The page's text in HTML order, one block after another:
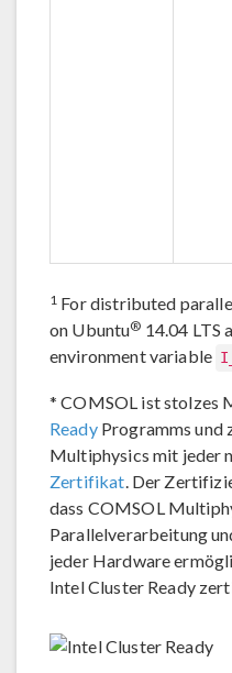
1 For distributed
on Ubuntu® 14.04 LTS
environment variable
* COMSOL ist stolzes
ReadyProgramms und
Multiphysics mit jeder
Zertifikat. Der
dass COMSOL
Parallelverarbeitung
jeder Hardware
Intel Cluster Ready